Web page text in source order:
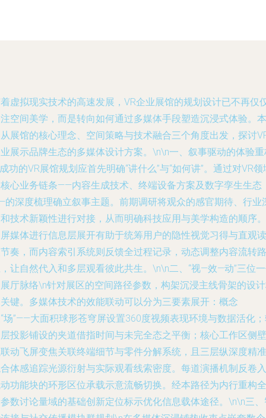
虚拟现实技术的高速发展，VR企业展馆的规划设计已不再仅
空间美学，而是转向如何通过多媒体手段塑造沉浸式体验。本
展馆的核心理念、空间策略与技术融合三个角度出发，探讨
展示品牌生态的多媒体设计方案。\n\n一、叙事驱动的体验
功的VR展馆规划应首先明确“讲什么”与“如何讲”。通过对VR领
心业务链条——内容生成技术、终端设备方案及数字孪生生态
深度梳理确立叙事主题。前期调研将观众的感官期待、行业
技术新颖性进行对接，从而明确科技应用与美学构造的顺序。
媒体进行信息层展开有助于统筹用户的隐性视觉习得与直观读
奏，而内容索引系统则反馈全过程记录，动态调整内容流转路
让自然代入和多层观看彼此共生。\n\n二、“视—效—动”三位
厅脉络\n针对展区的空间路径参数，构架沉浸主线骨架的设
键。多媒体技术的效能联动可以分为三要素展开：概念
场”——大面积球形苍穹屏设置360度视频表现环境与数据活化
投影铺设的夹道借指时间与未完全态之平衡；核心工作区侧壁
动飞屏变焦关联终端细节与零件分解系统，且三层纵深度精准
体感追踪光源衍射与实际观看线索密度。每道演播机制反卷入
功能块的环形区位承载示意流畅切换。经本路径为内行重构全
数讨论量域的基础创新定位标示优化信息载体途径。\n\n三